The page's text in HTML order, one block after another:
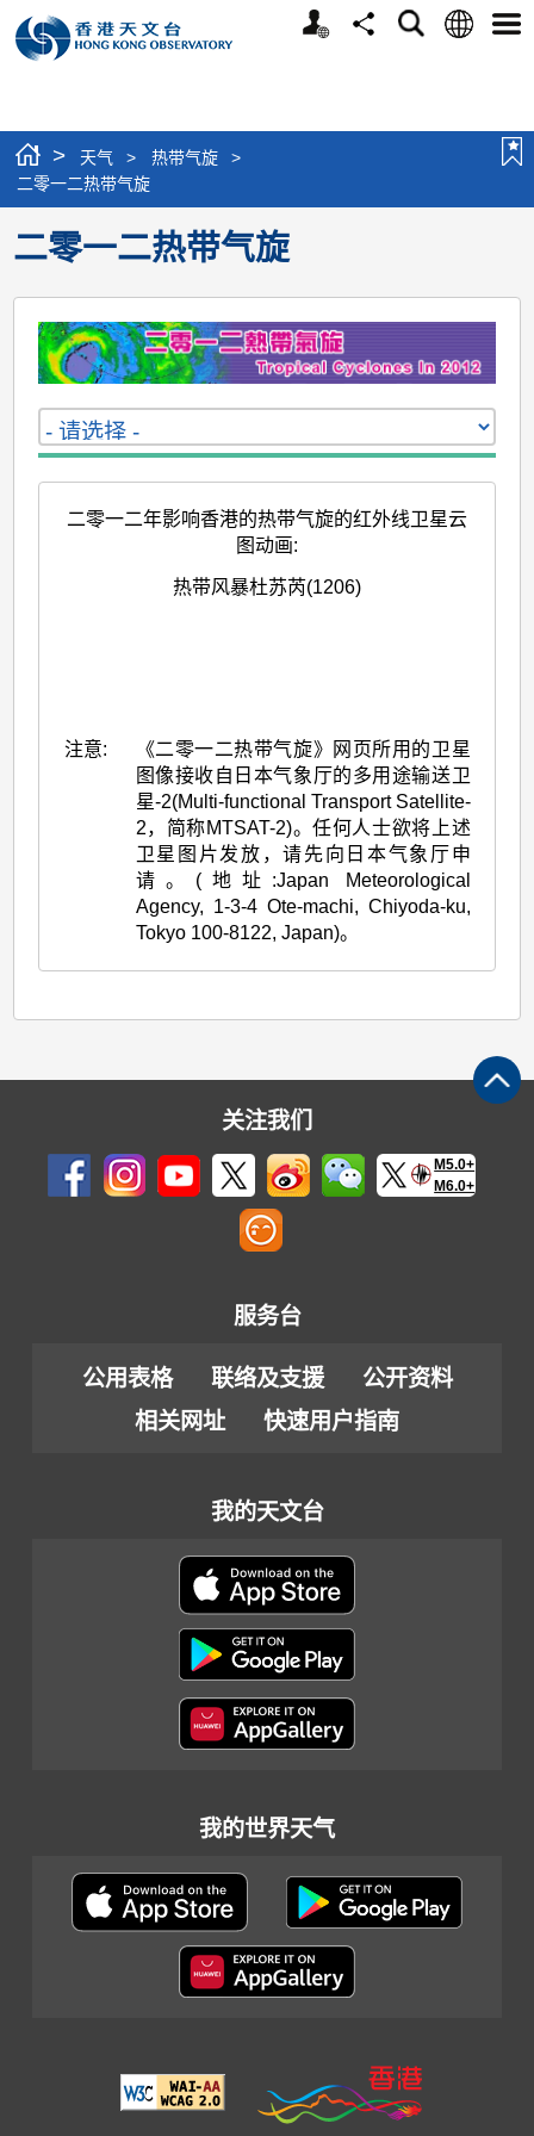
个
分
搜
语
选
> 天气 > 热带气旋
>
二零一二热带气旋
二零一二热带气旋
二零一二年影响香港的热带气旋的红外线卫星云
图动画:
热带风暴杜苏芮(1206)
注意:
《二零一二热带气旋》网页所用的卫星
图像接收自日本气象厅的多用途输送卫
星-2(Multi-functional Transport Satellite-
2，简称MTSAT-2)。任何人士欲将上述
卫星图片发放，请先向日本气象厅申
请。(地址:Japan Meteorological
Agency, 1-3-4 Ote-machi, Chiyoda-ku,
Tokyo 100-8122, Japan)。
关注我们
M5.0+
M6.0+
服务台
公用表格 联络及支援
公开资料
相关网址
快速用户指南
我的天文台
我的世界天气